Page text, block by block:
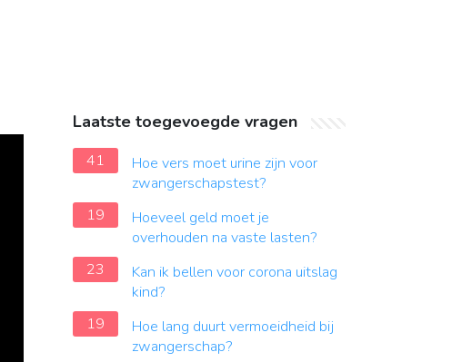
Laatste toegevoegde vragen
41
Hoe vers moet urine zijn voor
zwangerschapstest?
19
Hoeveel geld moet je
overhouden na vaste lasten?
23
Kan ik bellen voor corona uitslag
kind?
19
Hoe lang duurt vermoeidheid bij
zwangerschap?